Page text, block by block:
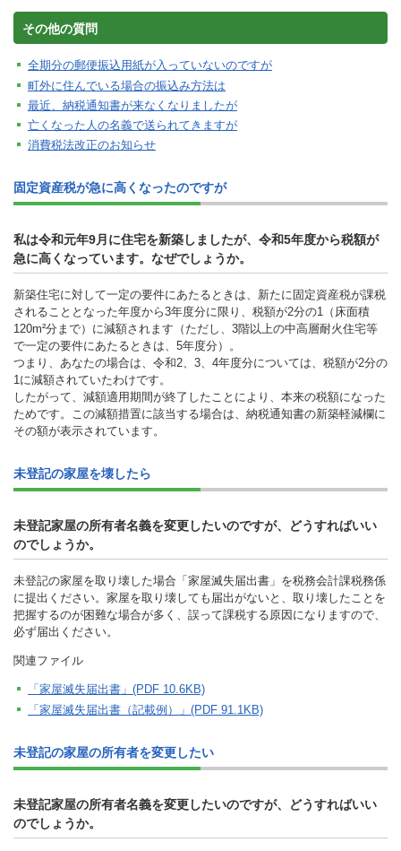
その他の質問
全期分の郵便振込用紙が入っていないのですが
町外に住んでいる場合の振込み方法は
最近、納税通知書が来なくなりましたが
亡くなった人の名義で送られてきますが
消費税法改正のお知らせ
固定資産税が急に高くなったのですが
私は令和元年9月に住宅を新築しましたが、令和5年度から税額が
急に高くなっています。なぜでしょうか。
新築住宅に対して一定の要件にあたるときは、新たに固定資産税が課税
されることとなった年度から3年度分に限り、税額が2分の1（床面積
120m²分まで）に減額されます（ただし、3階以上の中高層耐火住宅等
で一定の要件にあたるときは、5年度分）。
つまり、あなたの場合は、令和2、3、4年度分については、税額が2分の
1に減額されていたわけです。
したがって、減額適用期間が終了したことにより、本来の税額になった
ためです。この減額措置に該当する場合は、納税通知書の新築軽減欄に
その額が表示されています。
未登記の家屋を壊したら
未登記家屋の所有者名義を変更したいのですが、どうすればいい
のでしょうか。
未登記の家屋を取り壊した場合「家屋滅失届出書」を税務会計課税務係
に提出ください。家屋を取り壊しても届出がないと、取り壊したことを
把握するのが困難な場合が多く、誤って課税する原因になりますので、
必ず届出ください。
関連ファイル
「家屋滅失届出書」(PDF 10.6KB)
「家屋滅失届出書（記載例）」(PDF 91.1KB)
未登記の家屋の所有者を変更したい
未登記家屋の所有者名義を変更したいのですが、どうすればいい
のでしょうか。